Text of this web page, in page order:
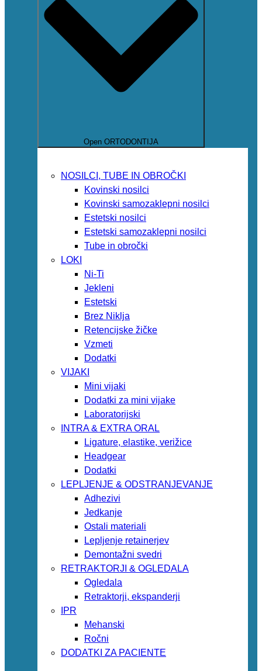
Open ORTODONTIJA
NOSILCI, TUBE IN OBROČKI
Kovinski nosilci
Kovinski samozaklepni nosilci
Estetski nosilci
Estetski samozaklepni nosilci
Tube in obročki
LOKI
Ni-Ti
Jekleni
Estetski
Brez Niklja
Retencijske žičke
Vzmeti
Dodatki
VIJAKI
Mini vijaki
Dodatki za mini vijake
Laboratorijski
INTRA & EXTRA ORAL
Ligature, elastike, verižice
Headgear
Dodatki
LEPLJENJE & ODSTRANJEVANJE
Adhezivi
Jedkanje
Ostali materiali
Lepljenje retainerjev
Demontažni svedri
RETRAKTORJI & OGLEDALA
Ogledala
Retraktorji, ekspanderji
IPR
Mehanski
Ročni
DODATKI ZA PACIENTE